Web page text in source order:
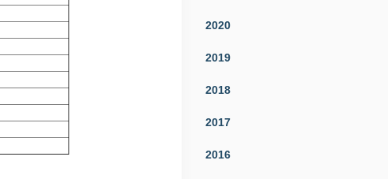
2020
2019
2018
2017
2016